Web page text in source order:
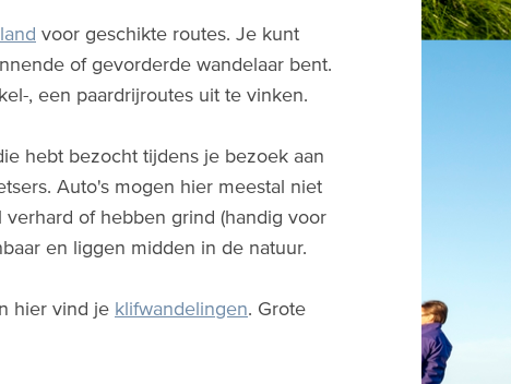
voor geschikte routes. Je kunt
of gevorderde wandelaar bent.
, een paardrijroutes uit te vinken.
hebt bezocht tijdens je bezoek aan
Auto's mogen hier meestal niet
of hebben grind (handig voor
en liggen midden in de natuur.
hier vind je klifwandelingen. Grote